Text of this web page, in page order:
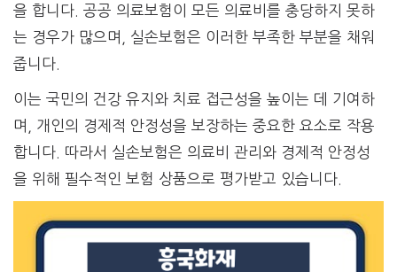
을 합니다. 공공 의료보험이 모든 의료비를 충당하지 못하
는 경우가 많으며, 실손보험은 이러한 부족한 부분을 채워
줍니다.
이는 국민의 건강 유지와 치료 접근성을 높이는 데 기여하
며, 개인의 경제적 안정성을 보장하는 중요한 요소로 작용
합니다. 따라서 실손보험은 의료비 관리와 경제적 안정성
을 위해 필수적인 보험 상품으로 평가받고 있습니다.